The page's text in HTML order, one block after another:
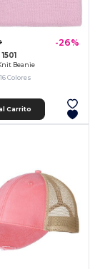
-26%
Beanie
Colores
Carrito